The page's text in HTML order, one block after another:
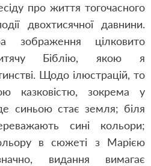
про життя тогочасного
двохтисячної давнини.
зображення цілковито
Біблію, якою я
Щодо ілюстрацій, то
казковістю, зокрема у
синьою стає земля; біля
сині кольори;
в сюжеті з Марією
видання вимагає